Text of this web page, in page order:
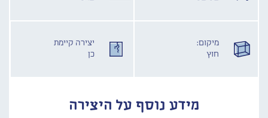
מיקום:
חוץ
יצירה קיימת
כן
מידע נוסף על היצירה